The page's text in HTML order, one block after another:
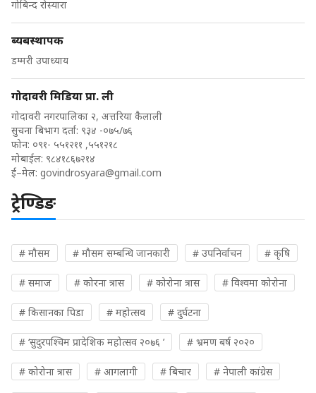
गोबिन्द रोस्यारा
ब्यबस्थापक
डम्मरी उपाध्याय
गोदावरी मिडिया प्रा. ली
गोदावरी नगरपालिका २, अत्तरिया कैलाली
सुचना बिभाग दर्ता: ९३४ -०७५/७६
फोन: ०९१- ५५१२११ ,५५१२१८
मोबाईल: ९८४१८६७२१४
ई–मेल: govindrosyara@gmail.com
ट्रेण्डिङ
# मौसम # मौसम सम्बन्धि जानकारी # उपनिर्वाचन # कृषि
# समाज # कोरना त्रास # कोरोना त्रास # विश्वमा कोरोना
# किसानका पिडा # महोत्सव # दुर्घटना
# ‘सुदुरपश्चिम प्रादेशिक महोत्सव २०७६ ’ # भ्रमण बर्ष २०२०
# कोरोना त्रास # आगलागी # बिचार # नेपाली कांग्रेस